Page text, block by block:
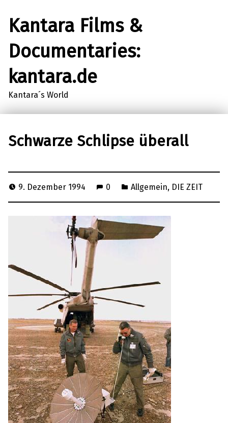
Kantara Films &
Documentaries:
kantara.de
Kantara´s World
Schwarze Schlipse überall
9. Dezember 1994 0 Allgemein, DIE ZEIT